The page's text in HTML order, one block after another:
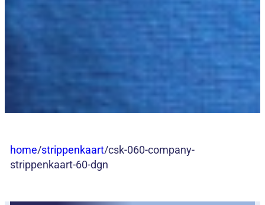
home/strippenkaart/csk-060-company-
strippenkaart-60-dgn